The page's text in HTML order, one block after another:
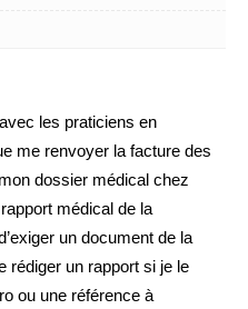
les praticiens en
me renvoyer la facture des
dossier médical chez
médical de la
un document de la
rédiger un rapport si je le
ou une référence à